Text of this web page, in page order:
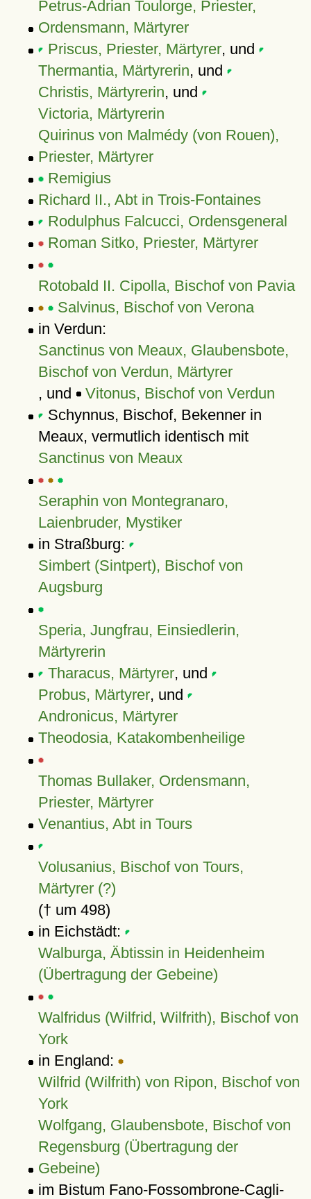
Petrus-Adrian Toulorge, Priester,
Ordensmann, Märtyrer
Priscus, Priester, Märtyrer, und
Thermantia, Märtyrerin, und
Christis, Märtyrerin, und
Victoria, Märtyrerin
Quirinus von Malmédy (von Rouen),
Priester, Märtyrer
Remigius
Richard II., Abt in Trois-Fontaines
Rodulphus Falcucci, Ordensgeneral
Roman Sitko, Priester, Märtyrer
Rotobald II. Cipolla, Bischof von Pavia
Salvinus, Bischof von Verona
in Verdun:
Sanctinus von Meaux, Glaubensbote,
Bischof von Verdun, Märtyrer
, und
Vitonus, Bischof von Verdun
Schynnus, Bischof, Bekenner in
Meaux, vermutlich identisch mit
Sanctinus von Meaux
Seraphin von Montegranaro,
Laienbruder, Mystiker
in Straßburg:
Simbert (Sintpert), Bischof von
Augsburg
Speria, Jungfrau, Einsiedlerin,
Märtyrerin
Tharacus, Märtyrer, und
Probus, Märtyrer, und
Andronicus, Märtyrer
Theodosia, Katakombenheilige
Thomas Bullaker, Ordensmann,
Priester, Märtyrer
Venantius, Abt in Tours
Volusanius, Bischof von Tours,
Märtyrer (?)
(† um 498)
in Eichstädt:
Walburga, Äbtissin in Heidenheim
(Übertragung der Gebeine)
Walfridus (Wilfrid, Wilfrith), Bischof von
York
in England:
Wilfrid (Wilfrith) von Ripon, Bischof von
York
Wolfgang, Glaubensbote, Bischof von
Regensburg (Übertragung der
Gebeine)
im Bistum Fano-Fossombrone-Cagli-